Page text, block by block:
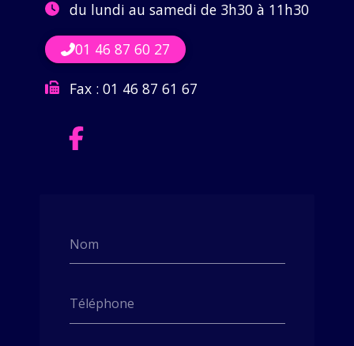
Nom
Téléphone
du lundi au samedi de 3h30 à 11h30
01 46 87 60 27
Fax : 01 46 87 61 67